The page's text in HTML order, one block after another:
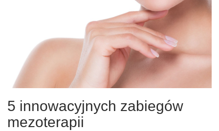
5 innowacyjnych zabiegów
mezoterapii